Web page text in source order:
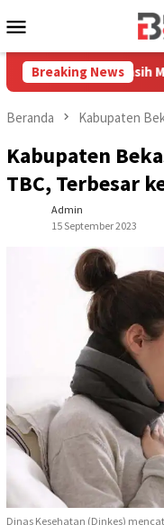
ke
Mobile
Breaking News
Masih Mengusik
Beranda Kabupaten
Kabupaten
TBC, Terbesar
Admin
15 September 2023
Dinas Kesehatan (Dinkes)